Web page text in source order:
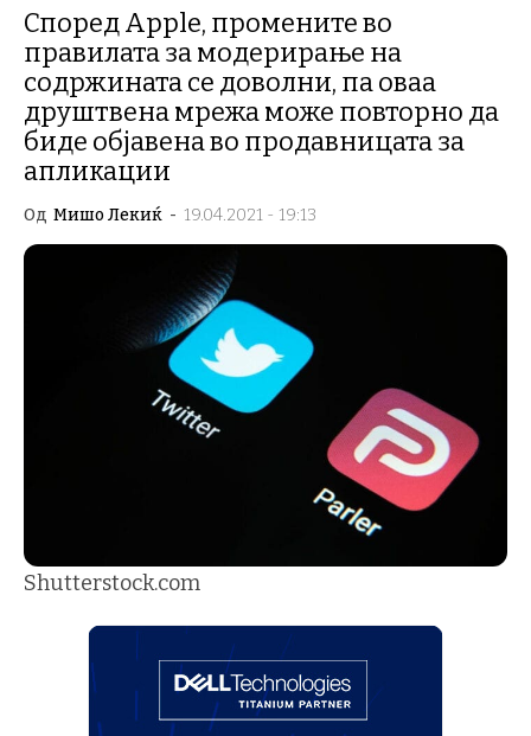
Според Apple, промените во
правилата за модерирање на
содржината се доволни, па оваа
друштвена мрежа може повторно да
биде објавена во продавницата за
апликации
Од Мишо Лекиќ - 19.04.2021 - 19:13
Shutterstock.com